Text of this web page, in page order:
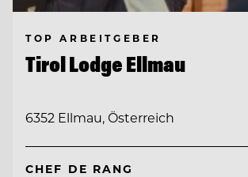
TOP ARBEITGEBER
Tirol Lodge Ellmau
6352 Ellmau, Österreich
CHEF DE RANG